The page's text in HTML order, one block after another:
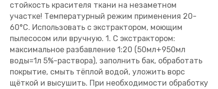
стойкость красителя ткани на незаметном
участке! Температурный режим применения 20-
60°С. Использовать с экстрактором, моющим
пылесосом или вручную. 1. С экстрактором:
максимальное разбавление 1:20 (50мл+950мл
воды=1л 5%-раствора), заполнить бак, обработать
покрытие, смыть тёплой водой, уложить ворс
щёткой и высушить. При необходимости обработку